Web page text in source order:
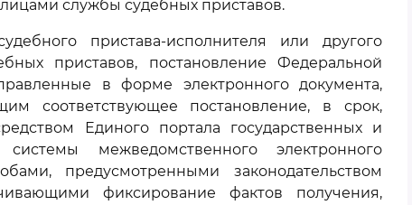
службы судебных приставов.
пристава-исполнителя или другого
приставов, постановление Федеральной
в форме электронного документа,
соответствующее постановление, в срок,
Единого портала государственных и
межведомственного электронного
предусмотренными законодательством
фиксирование фактов получения,